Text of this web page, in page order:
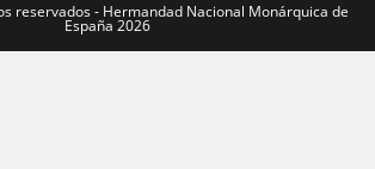
reservados - Hermandad Nacional Monárquica de
España 2026